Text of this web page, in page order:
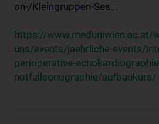
on-/Kleingruppen-Ses...
https://www.meduniwien.ac.at/
uns/events/jaehrliche-events/
perioperative-
notfallsonographie/aufbaukurs/